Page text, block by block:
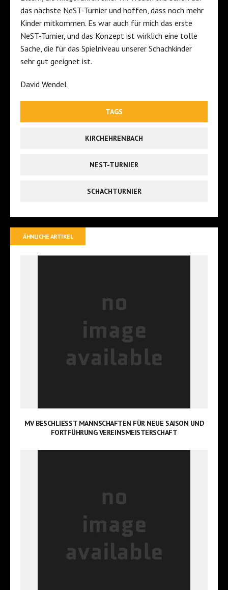
das nächste NeST-Turnier und hoffen, dass noch mehr
Kinder mitkommen. Es war auch für mich das erste
NeST-Turnier, und das Konzept ist wirklich eine tolle
Sache, die für das Spielniveau unserer Schachkinder
sehr gut geeignet ist.
David Wendel
TAGS
KIRCHEHRENBACH
NEST-TURNIER
SCHACHTURNIER
ÄHNLICHE ARTIKEL
MV BESCHLIESST MANNSCHAFTEN FÜR NEUE SAISON UND F
ORTFÜHRUNG VEREINSMEISTERSCHAFT